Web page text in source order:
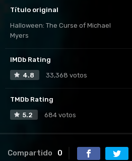
Título original
Halloween: The Curse of Michael
Myers
IMDb Rating
4.8 33,368 votos
TMDb Rating
5.2 684 votos
Compartido 0